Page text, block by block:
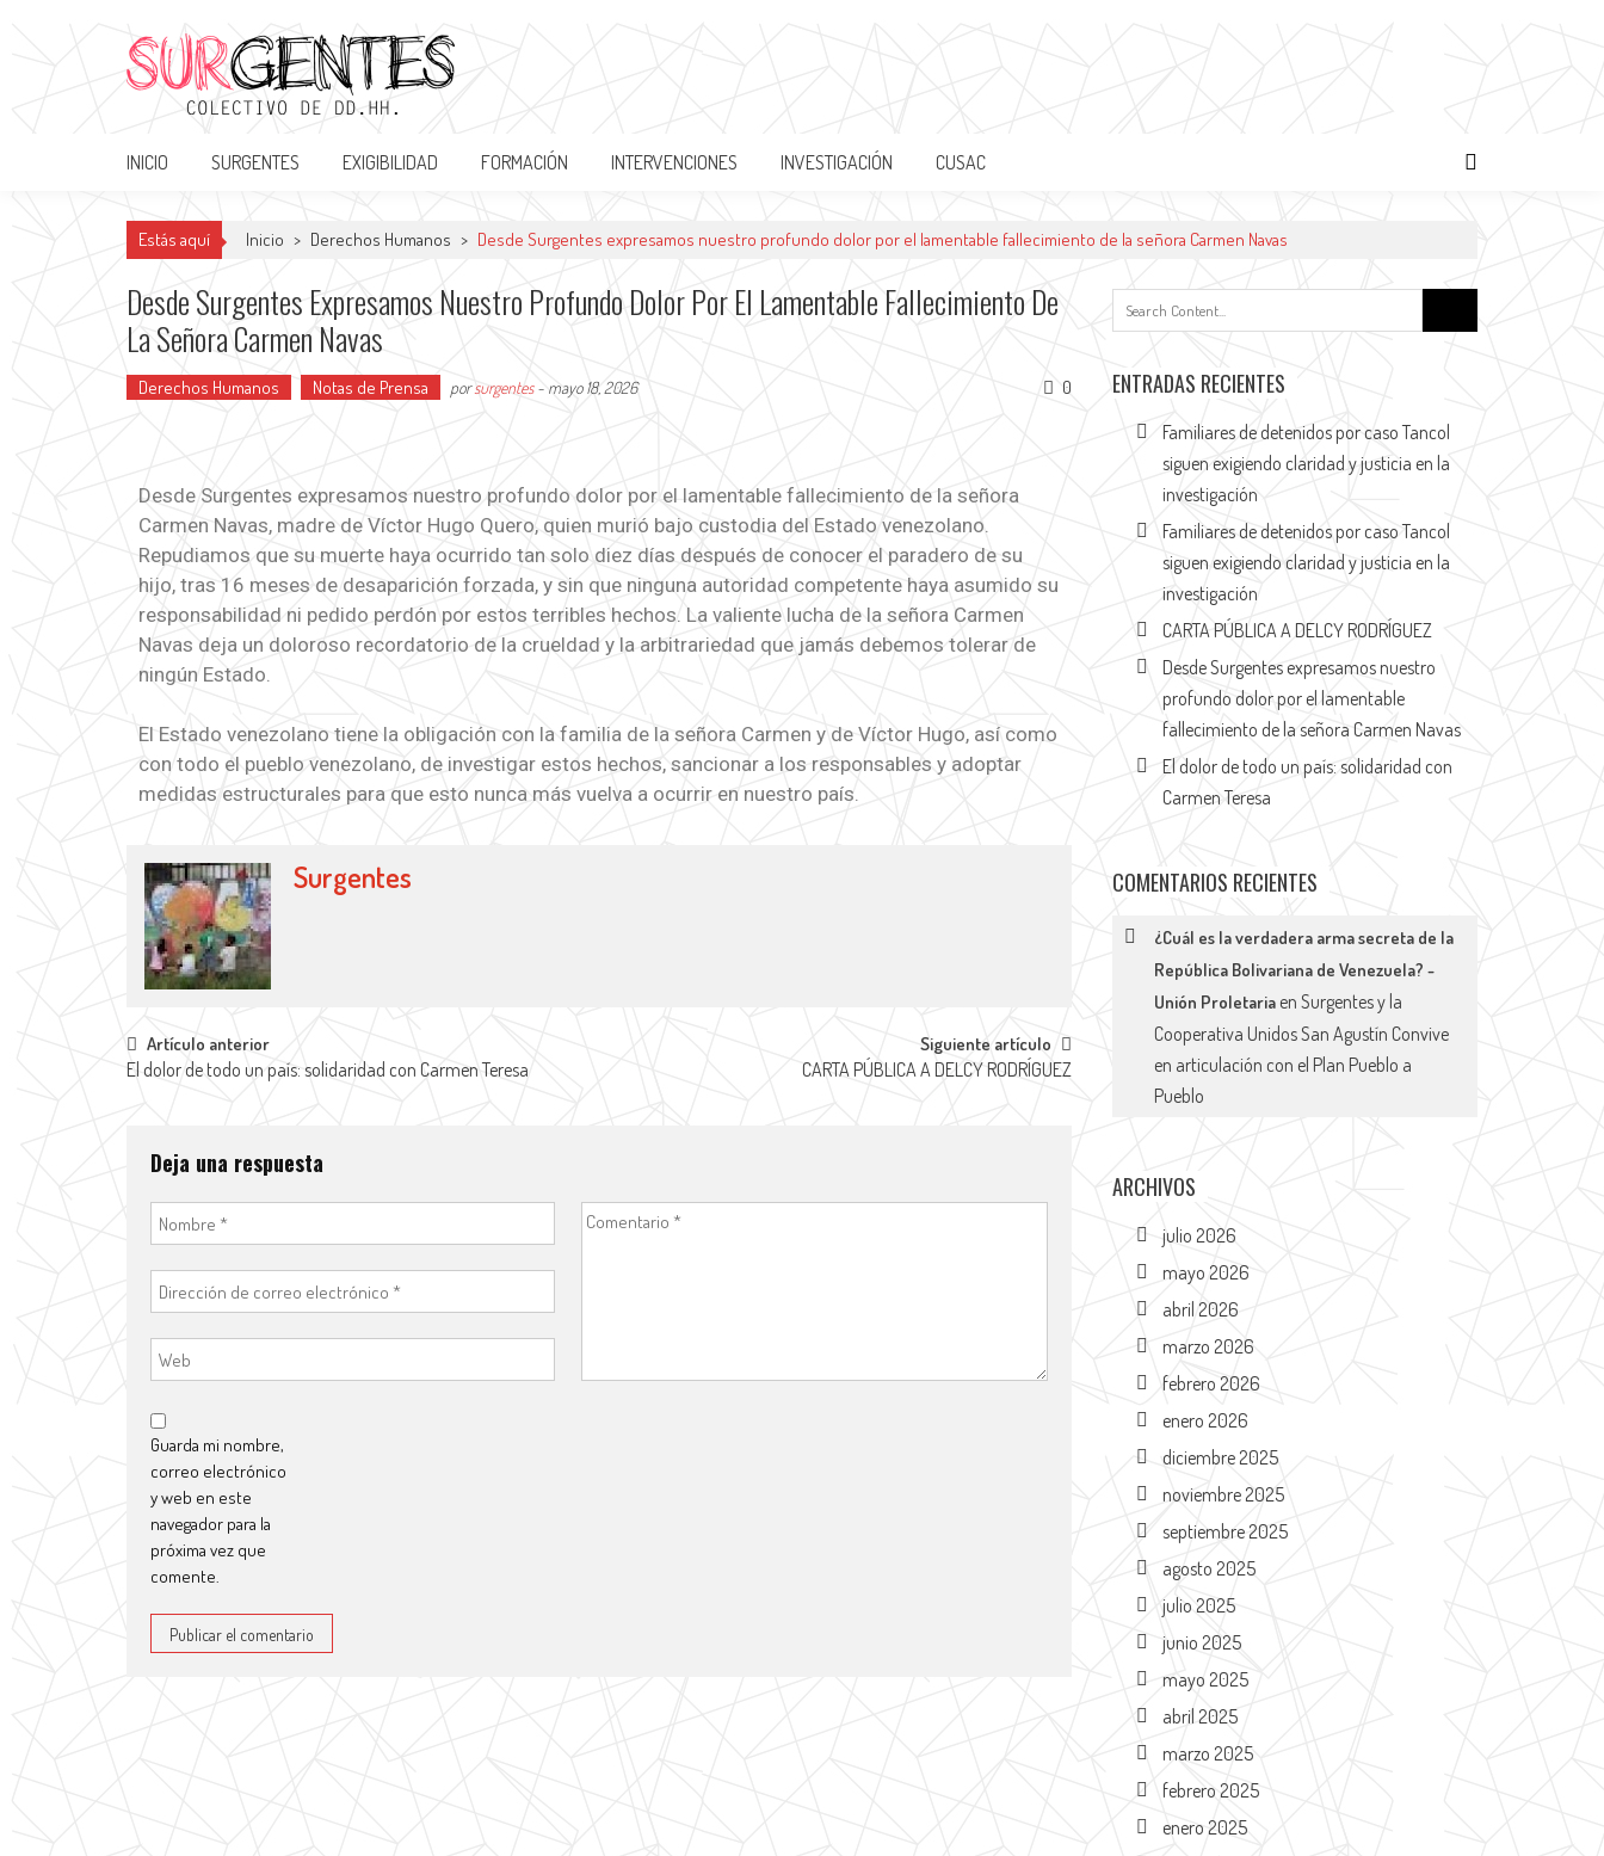
Surgentes
INICIO SURGENTES EXIGIBILIDAD FORMACIÓN INTERVENCIONES INVESTIGACIÓN CUSAC
Estás aquí Inicio > Derechos Humanos > Desde Surgentes expresamos nuestro profundo dolor por el lamentable fallecimiento de la señora Carmen Navas
Desde Surgentes Expresamos Nuestro Profundo Dolor Por El Lamentable Fallecimiento De
La Señora Carmen Navas
Derechos Humanos Notas de Prensa porsurgentes- mayo 18, 2026 0
Desde Surgentes expresamos nuestro profundo dolor por el lamentable fallecimiento de la señora
Carmen Navas, madre de Víctor Hugo Quero, quien murió bajo custodia del Estado venezolano.
Repudiamos que su muerte haya ocurrido tan solo diez días después de conocer el paradero de su
hijo, tras 16 meses de desaparición forzada, y sin que ninguna autoridad competente haya asumido su
responsabilidad ni pedido perdón por estos terribles hechos. La valiente lucha de la señora Carmen
Navas deja un doloroso recordatorio de la crueldad y la arbitrariedad que jamás debemos tolerar de
ningún Estado.
El Estado venezolano tiene la obligación con la familia de la señora Carmen y de Víctor Hugo, así como
con todo el pueblo venezolano, de investigar estos hechos, sancionar a los responsables y adoptar
medidas estructurales para que esto nunca más vuelva a ocurrir en nuestro país.
Surgentes
Artículo anterior
El dolor de todo un país: solidaridad con Carmen Teresa
Siguiente artículo
CARTA PÚBLICA A DELCY RODRÍGUEZ
Deja una respuesta
Guarda mi nombre,
correo electrónico
y web en este
navegador para la
próxima vez que
comente.
ENTRADAS RECIENTES
Familiares de detenidos por caso Tancol
siguen exigiendo claridad y justicia en la
investigación
Familiares de detenidos por caso Tancol
siguen exigiendo claridad y justicia en la
investigación
CARTA PÚBLICA A DELCY RODRÍGUEZ
Desde Surgentes expresamos nuestro
profundo dolor por el lamentable
fallecimiento de la señora Carmen Navas
El dolor de todo un país: solidaridad con
Carmen Teresa
COMENTARIOS RECIENTES
¿Cuál es la verdadera arma secreta de la
República Bolivariana de Venezuela? -
Unión Proletaria enSurgentes y la
Cooperativa Unidos San Agustín Convive
en articulación con el Plan Pueblo a
Pueblo
ARCHIVOS
julio 2026
mayo 2026
abril 2026
marzo 2026
febrero 2026
enero 2026
diciembre 2025
noviembre 2025
septiembre 2025
agosto 2025
julio 2025
junio 2025
mayo 2025
abril 2025
marzo 2025
febrero 2025
enero 2025